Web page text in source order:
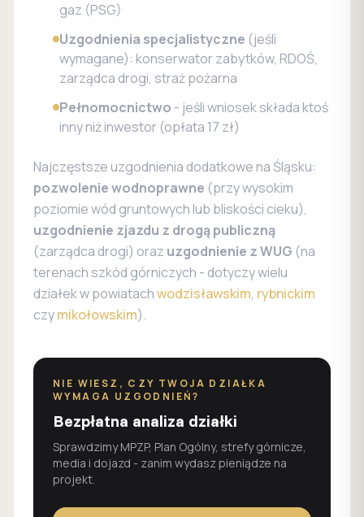
gaz (PSG)
Uzgodnienia specjalistyczne (jeśli
wymagane): konserwator zabytków, RDOŚ,
zarządca drogi, straż pożarna
Pełnomocnictwo - jeśli wniosek składa ktoś
inny niż inwestor (opłata 17 zł)
Najczęstsze uzgodnienia dodatkowe na Śląsku:
pozwolenie wodnoprawne (przy wysokim
poziomie wód gruntowych lub bliskości cieku),
uzgodnienie zjazdu z drogą publiczną
(zarządca drogi) oraz uzgodnienie z WUG (na
terenach szkód górniczych - dotyczy wielu
działek w powiatachwodzisławskim, rybnickim
czymikołowskim).
NIE WIESZ, CZY TWOJA DZIAŁKA
WYMAGA UZGODNIEŃ?
Bezpłatna analiza działki
Sprawdzimy MPZP, Plan Ogólny, strefy górnicze,
media i dojazd - zanim wydasz pieniądze na
projekt.